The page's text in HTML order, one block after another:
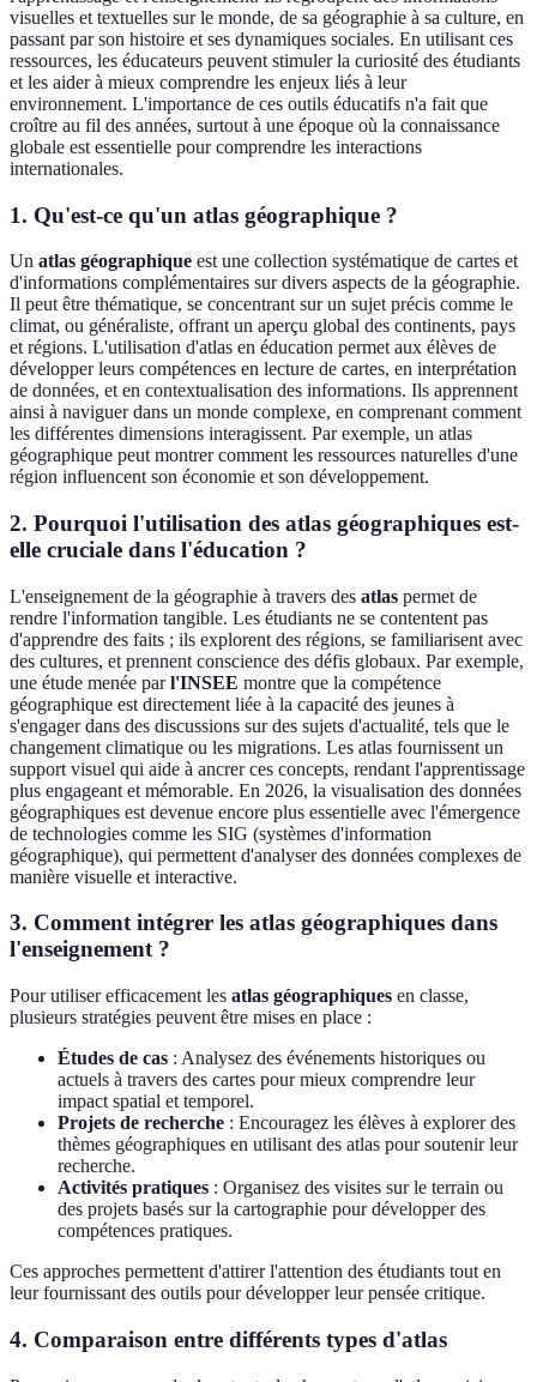
visuelles et textuelles sur le monde, de sa géographie à sa culture, en
passant par son histoire et ses dynamiques sociales. En utilisant ces
ressources, les éducateurs peuvent stimuler la curiosité des étudiants
et les aider à mieux comprendre les enjeux liés à leur
environnement. L'importance de ces outils éducatifs n'a fait que
croître au fil des années, surtout à une époque où la connaissance
globale est essentielle pour comprendre les interactions
internationales.
1. Qu'est-ce qu'un atlas géographique ?
Un atlas géographique est une collection systématique de cartes et
d'informations complémentaires sur divers aspects de la géographie.
Il peut être thématique, se concentrant sur un sujet précis comme le
climat, ou généraliste, offrant un aperçu global des continents, pays
et régions. L'utilisation d'atlas en éducation permet aux élèves de
développer leurs compétences en lecture de cartes, en interprétation
de données, et en contextualisation des informations. Ils apprennent
ainsi à naviguer dans un monde complexe, en comprenant comment
les différentes dimensions interagissent. Par exemple, un atlas
géographique peut montrer comment les ressources naturelles d'une
région influencent son économie et son développement.
2. Pourquoi l'utilisation des atlas géographiques est-
elle cruciale dans l'éducation ?
L'enseignement de la géographie à travers des atlas permet de
rendre l'information tangible. Les étudiants ne se contentent pas
d'apprendre des faits ; ils explorent des régions, se familiarisent avec
des cultures, et prennent conscience des défis globaux. Par exemple,
une étude menée parl'INSEE montre que la compétence
géographique est directement liée à la capacité des jeunes à
s'engager dans des discussions sur des sujets d'actualité, tels que le
changement climatique ou les migrations. Les atlas fournissent un
support visuel qui aide à ancrer ces concepts, rendant l'apprentissage
plus engageant et mémorable. En 2026, la visualisation des données
géographiques est devenue encore plus essentielle avec l'émergence
de technologies comme les SIG (systèmes d'information
géographique), qui permettent d'analyser des données complexes de
manière visuelle et interactive.
3. Comment intégrer les atlas géographiques dans
l'enseignement ?
Pour utiliser efficacement les atlas géographiques en classe,
plusieurs stratégies peuvent être mises en place :
Études de cas : Analysez des événements historiques ou
actuels à travers des cartes pour mieux comprendre leur
impact spatial et temporel.
Projets de recherche : Encouragez les élèves à explorer des
thèmes géographiques en utilisant des atlas pour soutenir leur
recherche.
Activités pratiques : Organisez des visites sur le terrain ou
des projets basés sur la cartographie pour développer des
compétences pratiques.
Ces approches permettent d'attirer l'attention des étudiants tout en
leur fournissant des outils pour développer leur pensée critique.
4. Comparaison entre différents types d'atlas